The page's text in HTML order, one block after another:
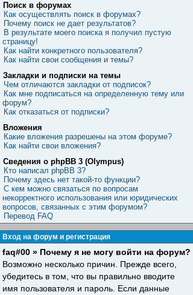
Поиск в форумах
Как осуществлять поиск в форумах?
Почему поиск не дает результатов?
В результате моего поиска я получил пустую
страницу!
Как найти конкретного пользователя?
Как найти свои сообщения и темы?
Закладки и подписки на темы
Чем отличаются закладки от подписок?
Как мне подписаться на определенную тему или
форум?
Как отказаться от подписки?
Вложения
Какие вложения разрешены на этом форуме?
Как найти свои вложения?
Сведения о phpBB 3 (Olympus)
Кто написал phpBB 3?
Почему здесь нет такой-то функции?
С кем можно связаться по вопросам
некорректного использования или юридических
вопросов, связанных с этим форумом?
Перевод FAQ
Вход на форум и регистрация
faq#00 » Почему я не могу войти на форум?
Возможно несколько причин. Прежде всего,
убедитесь в том, что вы правильно вводите
имя пользователя и пароль. Если данные